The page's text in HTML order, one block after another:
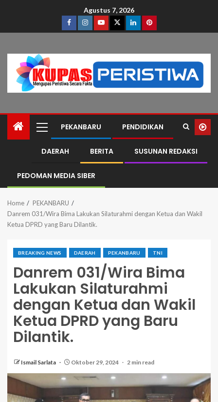
Agustus 7, 2026
PEKANBARU PENDIDIKAN
DAERAH BERITA SUSUNAN REDAKSI
PEDOMAN MEDIA SIBER
Home
PEKANBARU
Danrem 031/Wira Bima Lakukan Silaturahmi dengan Ketua dan Wakil
Ketua DPRD yang Baru Dilantik.
BREAKING NEWS DAERAH PEKANBARU TNI
Danrem 031/Wira Bima
Lakukan Silaturahmi
dengan Ketua dan Wakil
Ketua DPRD yang Baru
Dilantik.
Ismail Sarlata Oktober 29, 2024 2 min read